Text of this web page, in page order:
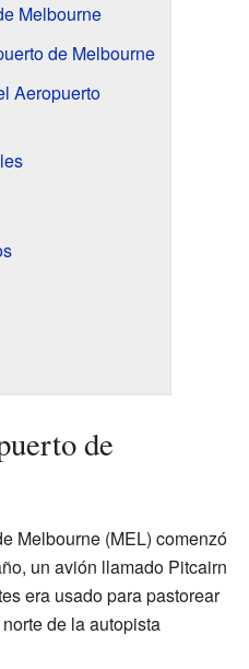
Melbourne
de Melbourne
Aeropuerto
de
Melbourne (MEL) comenzó
un avión llamado Pitcairn
era usado para pastorear
de la autopista